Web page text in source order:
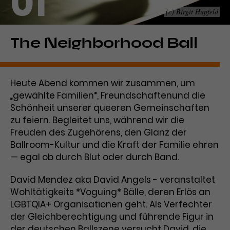
Laufzeit 1 Tag
Zweck
Dieses Cookie wird von Google
Analytics installiert. Das Cookie
wird verwendet, um Informationen
Besucher*innen eine Website
nutzen, und hilft bei der Erstellung
eines Analyseberichts über die
Performance der Website. Die
erhobenen Daten umfassen in
anonymisierter Form die Anzahl
der Besuche, die Quelle, aus der sie
Seiten.
Name _gat_UA-63561367-1
Name _gcl_aw
Anbieter Google Ads
Laufzeit 3 Monate
Zweck
Dieses Cookie speichert
Informationen zu Werbeklicks und
dient der Zuordnung von
Conversions zu Google Ads-
Kampagnen.
Name _gcl_dc
Anbieter Google / DoubleClick
(c) Birgit Hupfeld
The Neighborhood Ball
Heute Abend kommen wir zusammen, um
„gewählte Familien“, Freundschaftenund die
Schönheit unserer queeren Gemeinschaften
zu feiern. Begleitet uns, während wir die
Freuden des Zugehörens, den Glanz der
Ballroom-Kultur und die Kraft der Familie ehren
— egal ob durch Blut oder durch Band.
David Mendez aka David Angels - veranstaltet
Wohltätigkeits *Voguing* Bälle, deren Erlös an
LGBTQIA+ Organisationen geht. Als Verfechter
der Gleichberechtigung und führende Figur in